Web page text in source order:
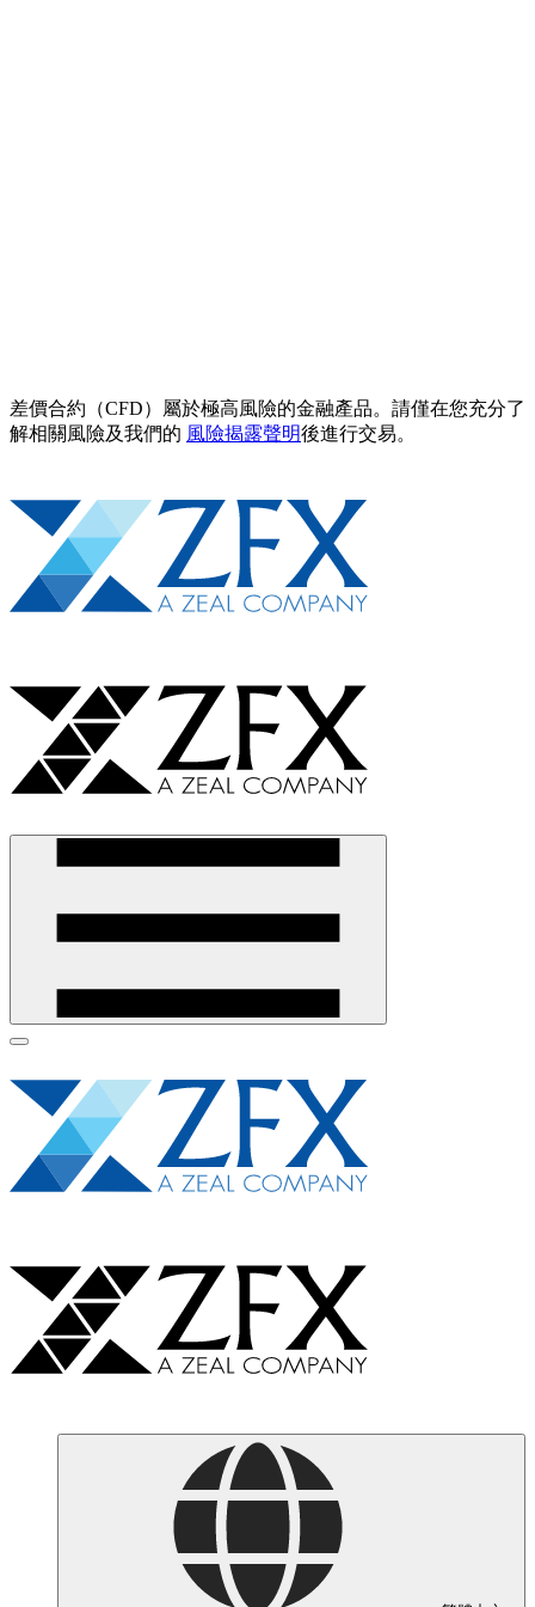
差價合約（CFD）屬於極高風險的金融產品。請僅在您充分了
解相關風險及我們的 風險揭露聲明後進行交易。